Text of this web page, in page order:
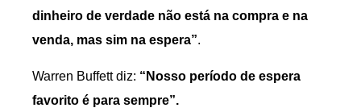
dinheiro de verdade não está na compra e na
venda, mas sim na espera”.
Warren Buffett diz: “Nosso período de espera
favorito é para sempre”.